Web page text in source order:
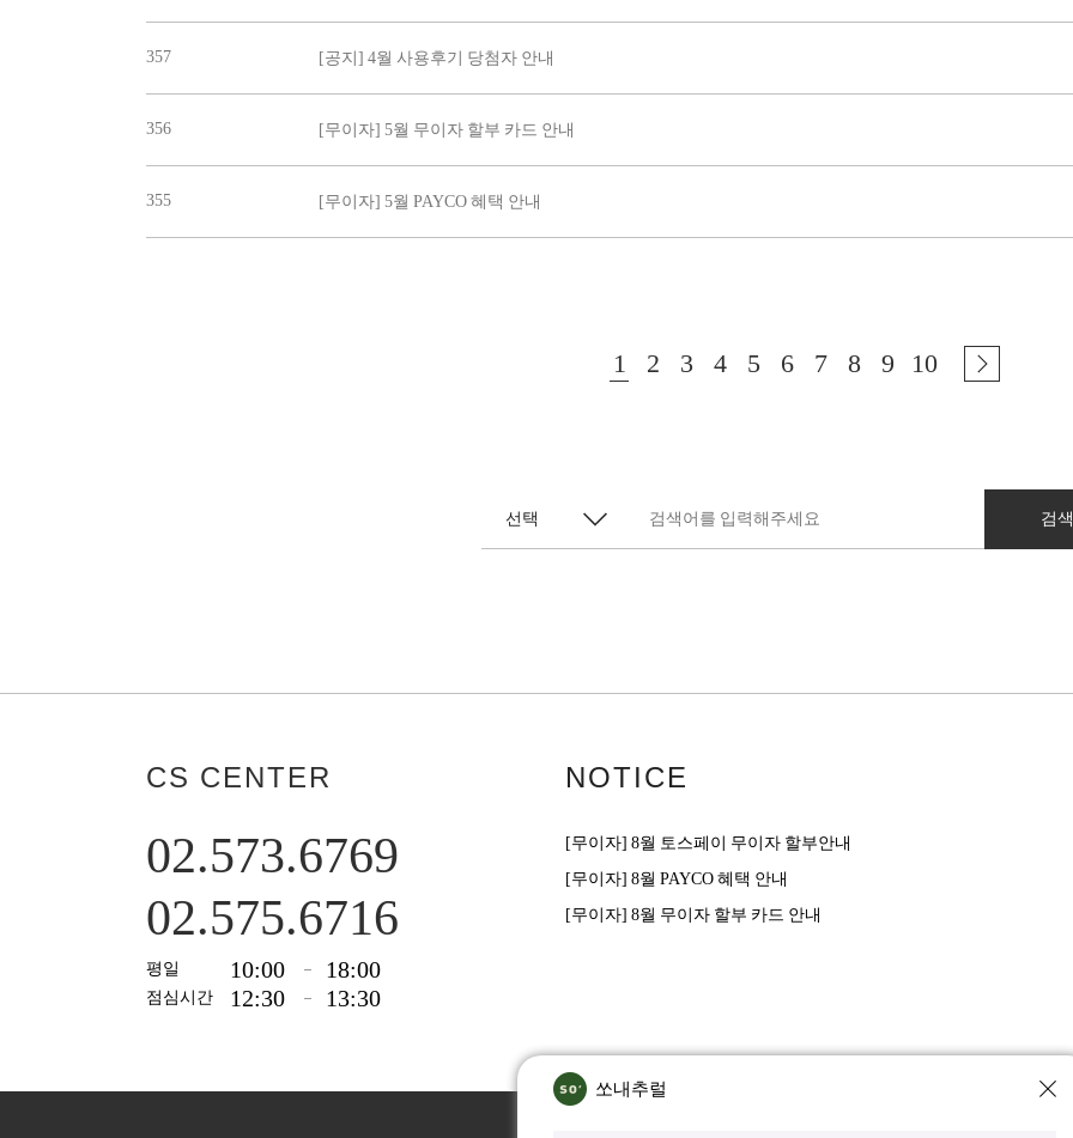
357 [공지] 4월 사용후기 당첨자 안내
356 [무이자] 5월 무이자 할부 카드 안내
355 [무이자] 5월 PAYCO 혜택 안내
1 2 3 4 5 6 7 8 9 10
검색
CS CENTER
02.573.6769
02.575.6716
평일 10:00 18:00
점심시간 12:30 13:30
NOTICE
[무이자] 8월 토스페이 무이자 할부안내
[무이자] 8월 PAYCO 혜택 안내
[무이자] 8월 무이자 할부 카드 안내
쏘내추럴